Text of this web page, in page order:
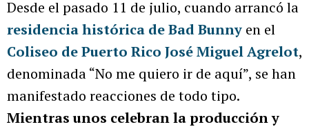
Desde el pasado 11 de julio, cuando arrancó la
residencia histórica de Bad Bunny en el
Coliseo de Puerto Rico José Miguel Agrelot,
denominada “No me quiero ir de aquí”, se han
manifestado reacciones de todo tipo.
Mientras unos celebran la producción y